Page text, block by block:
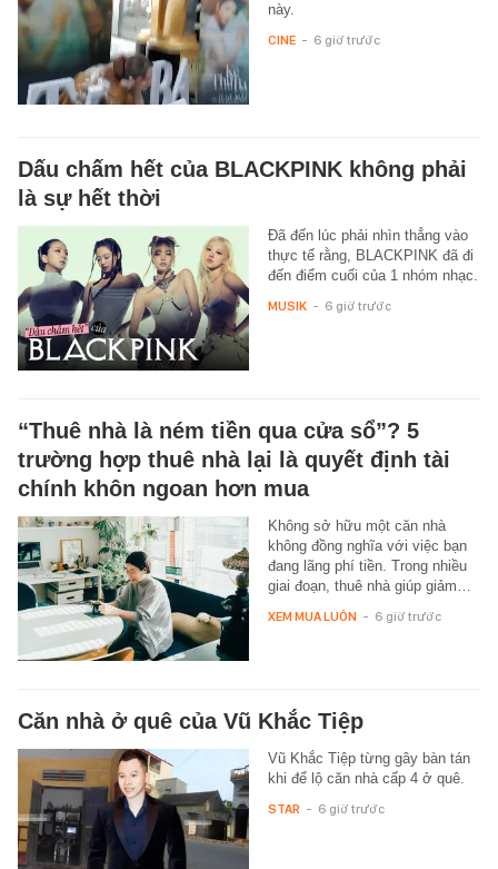
này.
CINE - 6 giờ trước
Dấu chấm hết của BLACKPINK không phải
là sự hết thời
Đã đến lúc phải nhìn thẳng vào
thực tế rằng, BLACKPINK đã đi
đến điểm cuối của 1 nhóm nhạc.
MUSIK - 6 giờ trước
“Thuê nhà là ném tiền qua cửa sổ”? 5
trường hợp thuê nhà lại là quyết định tài
chính khôn ngoan hơn mua
Không sở hữu một căn nhà
không đồng nghĩa với việc bạn
đang lãng phí tiền. Trong nhiều
giai đoạn, thuê nhà giúp giảm…
XEM MUA LUÔN - 6 giờ trước
Căn nhà ở quê của Vũ Khắc Tiệp
Vũ Khắc Tiệp từng gây bàn tán
khi để lộ căn nhà cấp 4 ở quê.
STAR - 6 giờ trước